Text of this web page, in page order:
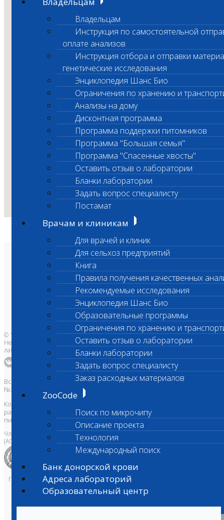
Владельцам
Инструкция по самостоятельной
оплате анализов
Инструкция отбора и отправки
генетические исследования
Энциклопедия Шанс Био
Ограничения по хранению и
Анализы на дому
Дисконтная программа
Программа поддержки питомников
Программа "Большая семья"
Программа "Спасенные хвосты"
Оставить отзыв о лаборатории
Бланки лаборатории
Задать вопрос специалисту
Постамат
Врачам и клиникам
Для врачей и клиник
Для сельхоз предприятий
Книга
Правила получения качественных
Рекомендуемые исследования
Энциклопедия Шанс Био
Образовательные программы
Ограничения по хранению и
Оставить отзыв о лаборатории
Бланки лаборатории
Задать вопрос специалисту
Заказ расходных материалов
ZooCode
Поиск по микрочипу
Описание проекта
Технология
Международный поиск
Банк донорской крови
Адреса лабораторий
Образовательный центр
О лаборатории
Анализы и цены
Ветеринарные центры
Владельцам
Врачам и клиникам
Бланки лаборатории
Банк донорской крови
Адреса лабораторий
© 1996-2026
Независимая ветеринарная
лаборатория Шанс Био
Все права защищены и охраняются законом. Товарный знак
№395740 от 2008 г. ООО "ШАНС БИО"
Копирование, тиражирование, а также использование материалов,
размещенных на сайтеwww.vetlab.ruвозможно только с
письменного разрешения Правообладателя
Член Национальной ветеринарной палаты
(АСРО НВП)
Политика в области персональных данных и конфиденциальности
Пользовательское соглашение